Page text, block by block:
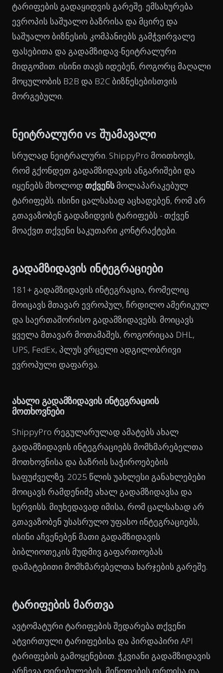
ტარიფების გადაყიდვის გარეშე. ემსახურება
ევროპის საშუალო ბაზრისა და მცირე და
საშუალო ბიზნესის კომპანიებს გამჭვირვალე
ფასებითა და გადამზიდავ-ნეიტრალური
მიდგომით. ისინი თავს იდებენ, როგორც მაღალი
მოცულობის B2B და B2C ბიზნესებისთვის
მორგებული.
ნეიტრალური vs შუამავალი
სრულად ნეიტრალური. ShippyPro მოითხოვს,
რომ გქონდეთ გადამზიდავის ანგარიშები და
იყენებს მხოლოდ თქვენსმოლაპარაკებულ
ტარიფებს. ისინი ცალსახად აცხადებენ, რომ არ
გთავაზობენ გადაზიდვის ტარიფებს - თქვენ
მოაქვთ თქვენი საკუთარი კონტრაქტები.
გადამზიდავის ინტეგრაციები
181+ გადამზიდავის ინტეგრაცია, რომელიც
მოიცავს მთავარ ევროპულ, ჩრდილო ამერიკულ
და საერთაშორისო გადამზიდავებს. მოიცავს
ყველა მთავარ მოთამაშეს, როგორიცაა DHL,
UPS, FedEx, პლუს ვრცელი ადგილობრივი
ევროპული დაფარვა.
ახალი გადამზიდავის ინტეგრაციის
მოთხოვნები
ShippyPro რეგულარულად ამატებს ახალ
გადამზიდავის ინტეგრაციებს მომხმარებელთა
მოთხოვნისა და ბაზრის საჭიროებების
საფუძველზე. 2025 წლის უახლესი განახლებები
მოიცავს რამდენიმე ახალ გადამზიდავსა და
სერვისს. მიუხედავად იმისა, რომ ცალსახად არ
გთავაზობენ უსასრულო უფასო ინტეგრაციებს,
ისინი აჩვენებენ მათი გადამზიდავის
ბიბლიოთეკის მუდმივ გაფართოებას
დამატებითი მომხმარებელთა ხარჯების გარეშე.
ტარიფების მართვა
ავტომატური ტარიფების შედარება თქვენი
ატვირთული ტარიფებისა და პირდაპირი API
ტარიფების გამოყენებით. ჭკვიანი გადამზიდავის